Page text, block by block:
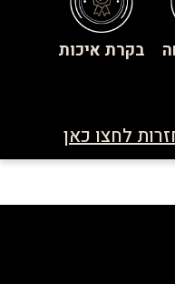
בקרת איכות
לחצו כאן